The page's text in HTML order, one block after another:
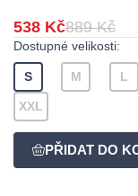
538 Kč889 Kč
Dostupné velikosti:
S M L
XXL